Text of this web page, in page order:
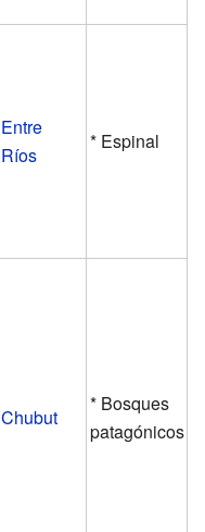
Entre
Ríos
* Espinal
Chubut
* Bosques
patagónicos